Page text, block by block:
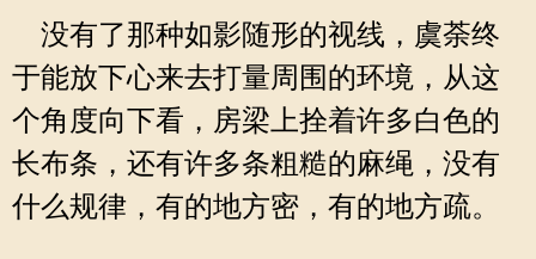
没有了那种如影随形的视线，虞荼终
于能放下心来去打量周围的环境，从这
个角度向下看，房梁上拴着许多白色的
长布条，还有许多条粗糙的麻绳，没有
什么规律，有的地方密，有的地方疏。